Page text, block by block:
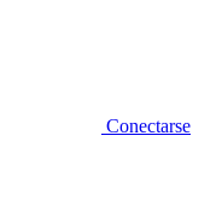
Conectarse